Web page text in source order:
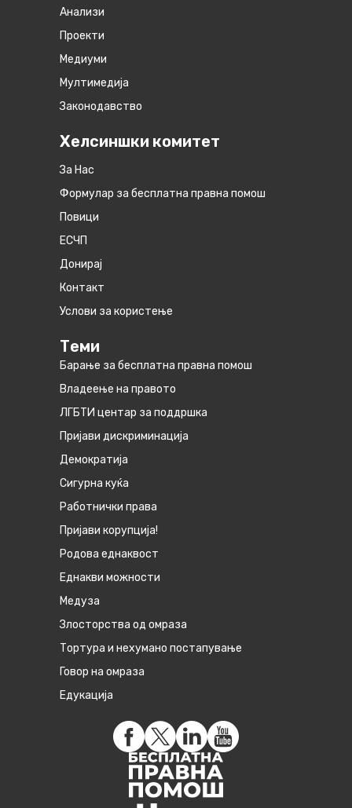
Анализи
Проекти
Медиуми
Мултимедија
Законодавство
Хелсиншки комитет
За Нас
Формулар за бесплатна правна помош
Повици
ЕСЧП
Донирај
Контакт
Услови за користење
Теми
Барање за бесплатна правна помош
Владеење на правото
ЛГБТИ центар за поддршка
Пријави дискриминација
Демократија
Сигурна куќа
Работнички права
Пријави корупција!
Родова еднаквост
Eднакви можности
Медуза
Злосторства од омраза
Тортура и нехумано постапување
Говор на омраза
Едукација